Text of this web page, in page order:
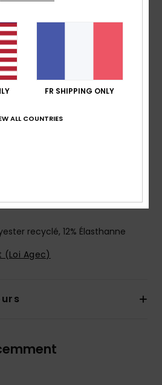
à l'intérieur
performance
: 48,2 cm, coupe mi-longue
recyclé, 12% Élasthanne
(Loi Agec)
FR SHIPPING ONLY
ALL COUNTRIES